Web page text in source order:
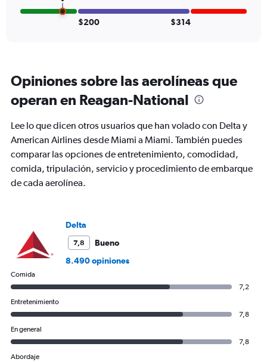
Number
$200 $314
Opiniones sobre las aerolíneas que
operan en Reagan-National
Lee lo que dicen otros usuarios que han volado con Delta y
American Airlines desde Miami a Miami. También puedes
comparar las opciones de entretenimiento, comodidad,
comida, tripulación, servicio y procedimiento de embarque
de cada aerolínea.
Delta
7,8
Bueno
8.490 opiniones
Comida
7,2
Entretenimiento
7,8
En general
7,8
Abordaje